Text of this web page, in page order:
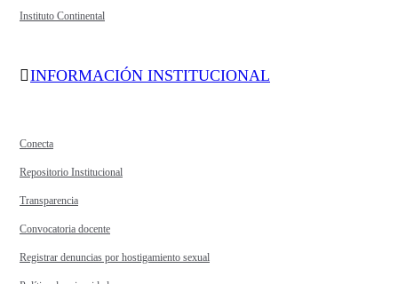
Instituto Continental
INFORMACIÓN INSTITUCIONAL
Conecta
Repositorio Institucional
Transparencia
Convocatoria docente
Registrar denuncias por hostigamiento sexual